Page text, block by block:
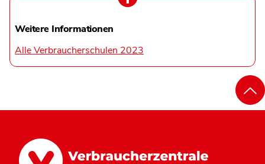
Weitere Informationen
Alle Verbraucherschulen 2023